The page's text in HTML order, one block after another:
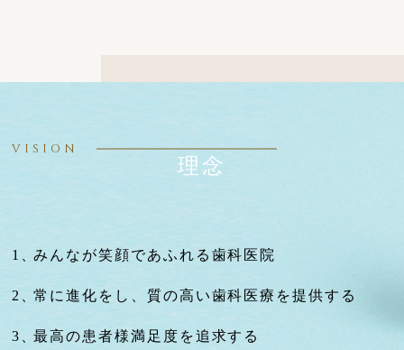
VISION
理念
みんなが笑顔であふれる歯科医院
常に進化をし、質の高い歯科医療を提供する
最高の患者様満足度を追求する